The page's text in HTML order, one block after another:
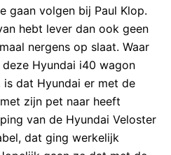
gaan volgen bij Paul Klop.
hebt lever dan ook geen
nergens op slaat. Waar
Hyundai i40 wagon
is dat Hyundai er met de
zijn pet naar heeft
van de Hyundai Veloster
dat ging werkelijk